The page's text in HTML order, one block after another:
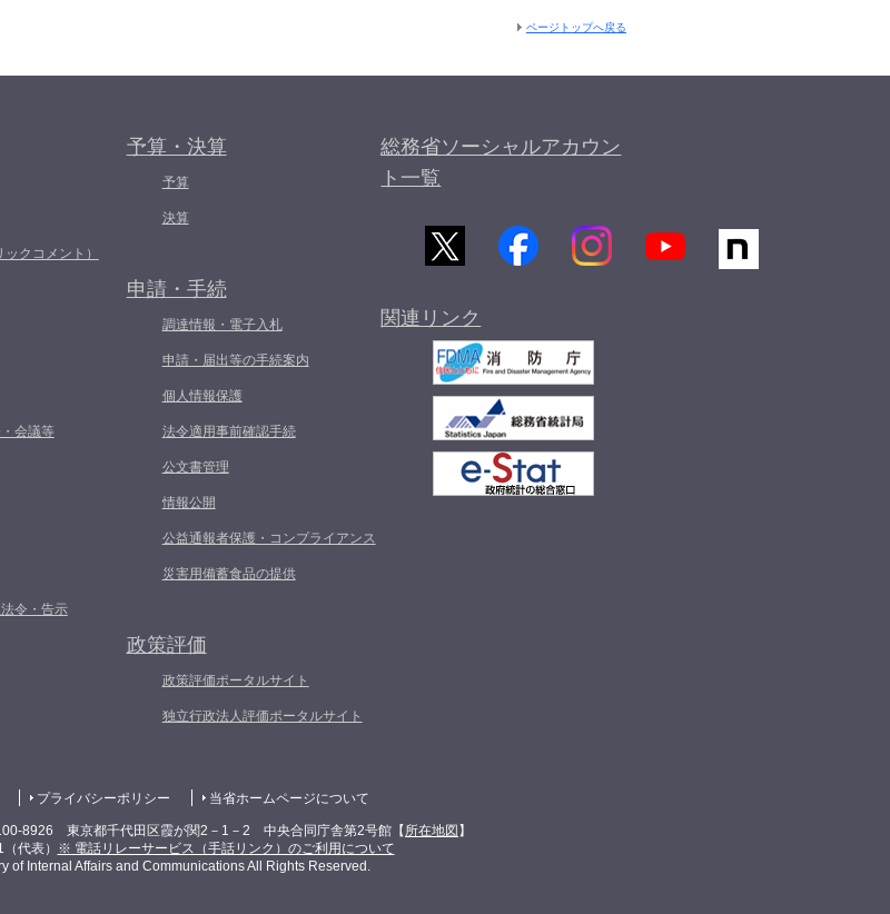
ページトップへ戻る
クコメント）
会議等
令・告示
予算・決算
予算
決算
申請・手続
調達情報・電子入札
申請・届出等の手続案内
個人情報保護
法令適用事前確認手続
公文書管理
情報公開
公益通報者保護・コンプライアンス
災害用備蓄食品の提供
政策評価
政策評価ポータルサイト
独立行政法人評価ポータルサイト
総務省ソーシャルアカウン
ト一覧
関連リンク
プライバシーポリシー 当省ホームページについて
8926 東京都千代田区霞が関2－1－2 中央合同庁舎第2号館【 所在地図 】
代表）
※ 電話リレーサービス（手話リンク）のご利用について
of Internal Affairs and Communications All Rights Reserved.